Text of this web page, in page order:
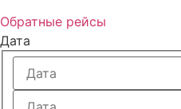
Обратные рейсы
Дата